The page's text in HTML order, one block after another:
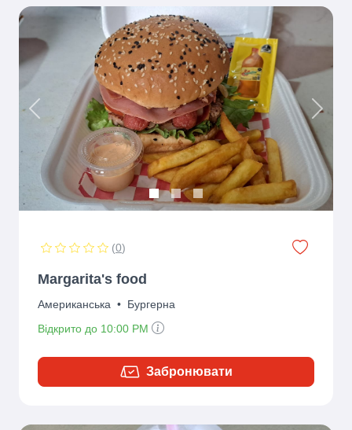
Previous Next
(0)
Margarita's food
Американська • Бургерна
Відкрито до 10:00 PM
Забронювати